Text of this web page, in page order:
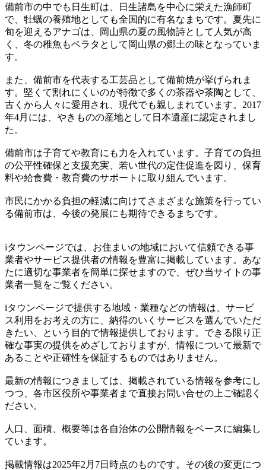
備前市の中でも日生町は、日生諸島を中心に栄えた漁師町
で、牡蠣の養殖地としても全国的に有名なまちです。夏先に
旬を迎えるアナゴは、岡山県の夏の風物詩として人気が高
く、冬の稚魚もベラタとして岡山県の郷土の味となっていま
す。
また、備前市を代表する工芸品として備前焼が挙げられま
す。堅くて割れにくいのが特徴で多くの茶器や茶陶として、
古くから人々に愛用され、現代でも親しまれています。2017
年4月には、やきものの産地として日本遺産に認定されまし
た。
備前市は子育てや教育にも力を入れています。子育ての負担
の公平性確保と支援充実、若い世代の定住促進を図り、保育
料や給食費・教育費のサポートに取り組んでいます。
市民にかかる負担の軽減に向けてさまざまな施策を行ってい
る備前市は、今後の発展にも期待できるまちです。
iタウンページでは、お住まいの地域において信頼できる事
業者やサービス提供者の情報を豊富に掲載しています。あな
たに適切な事業者を簡単に探せますので、ぜひ当サイトの事
業者一覧をご覧ください。
iタウンページで提供する地域・業種などの情報は、サービ
ス利用をお考えの方に、納得のいくサービスを選んでいただ
きたい、という目的で情報提供しております。できる限り正
確な事実の提供をめざしておりますが、情報について最新で
あることや正確性を保証するものではありません。
最新の情報につきましては、掲載されている情報を参考にし
つつ、各市区役所や事業者まで直接お問い合せの上ご確認く
ださい。
人口、面積、概要等は各自治体の公開情報をベースに編集し
ています。
掲載情報は2025年2月7日時点のものです。その後の変更につ